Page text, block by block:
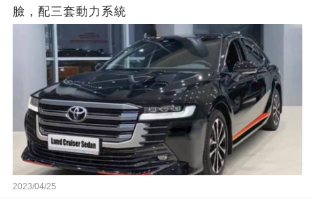
臉，配三套動力系統
2023/04/25